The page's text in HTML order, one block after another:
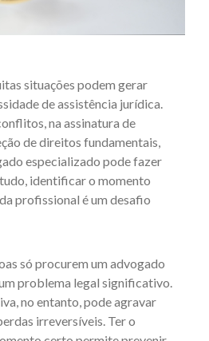
situações podem gerar
de assistência jurídica.
na assinatura de
de direitos fundamentais,
especializado pode fazer
identificar o momento
profissional é um desafio
só procurem um advogado
problema legal significativo.
no entanto, pode agravar
irreversíveis. Ter o